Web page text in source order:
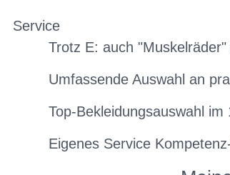
Service
Trotz E: auch
Umfassende Auswahl an
Top-Bekleidungsauswahl im
Eigenes Service